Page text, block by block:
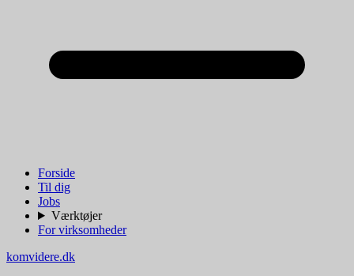
Forside
Til dig
Jobs
Værktøjer
For virksomheder
komvidere.dk